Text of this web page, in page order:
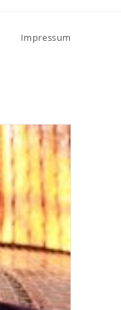
Impressum